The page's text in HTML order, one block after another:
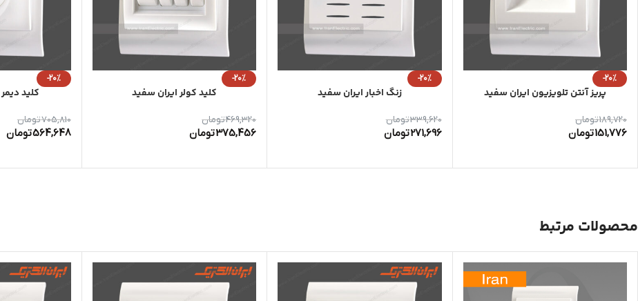
-20%
پریز آنتن تلویزیون ایران سفید
189,720تومان
151,776تومان
-20%
زنگ اخبار ایران سفید
339,620تومان
271,696تومان
-20%
کلید کولر ایران سفید
469,320تومان
375,456تومان
-20%
کلید
705,810تومان
564,648تومان
محصولات مرتبط